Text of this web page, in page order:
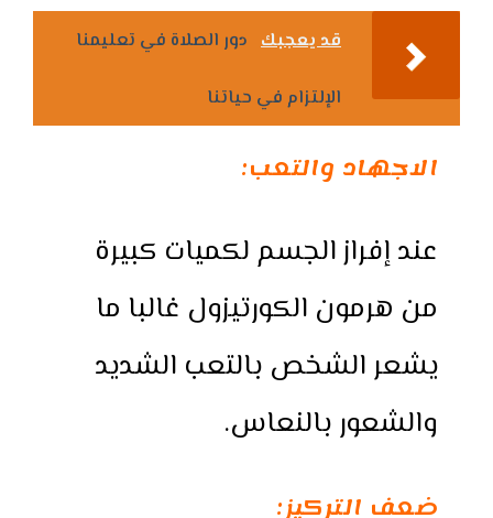
قد يعجبك دور الصلاة في تعليمنا
الإلتزام في حياتنا
الاجهاد والتعب:
عند إفراز الجسم لكميات كبيرة
من هرمون الكورتيزول غالبا ما
يشعر الشخص بالتعب الشديد
والشعور بالنعاس.
ضعف التركيز: